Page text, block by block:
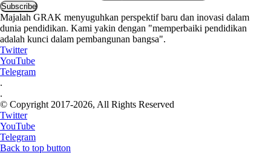
Majalah GRAK menyuguhkan perspektif baru dan inovasi dalam
dunia pendidikan. Kami yakin dengan "memperbaiki pendidikan
adalah kunci dalam pembangunan bangsa".
Twitter
YouTube
Telegram
.
.
© Copyright 2017-2026, All Rights Reserved
Twitter
YouTube
Telegram
Back to top button